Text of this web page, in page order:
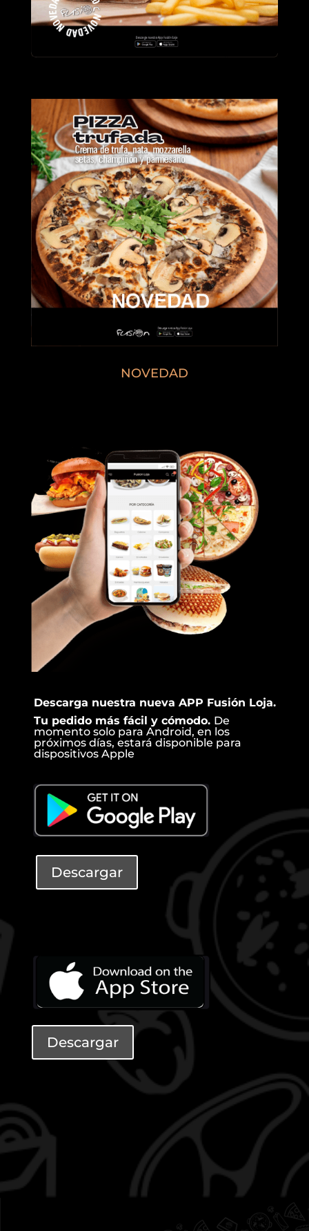
NOVEDAD
Descarga nuestra nueva APP Fusión Loja.
Tu pedido más fácil y cómodo. De
momento solo para Android, en los
próximos días, estará disponible para
dispositivos Apple
Descargar
Descargar